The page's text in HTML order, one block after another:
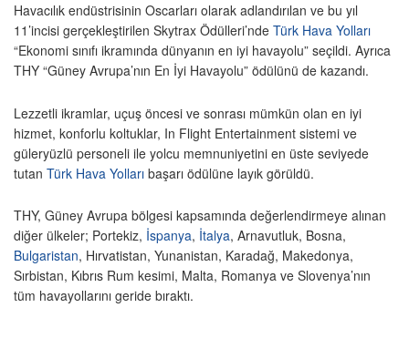
Havacılık endüstrisinin Oscarları olarak adlandırılan ve bu yıl
11’incisi gerçekleştirilen Skytrax Ödülleri’nde Türk Hava Yolları
“Ekonomi sınıfı ikramında dünyanın en iyi havayolu” seçildi. Ayrıca
THY “Güney Avrupa’nın En İyi Havayolu” ödülünü de kazandı.
Lezzetli ikramlar, uçuş öncesi ve sonrası mümkün olan en iyi
hizmet, konforlu koltuklar, In Flight Entertainment sistemi ve
güleryüzlü personeli ile yolcu memnuniyetini en üste seviyede
tutan Türk Hava Yolları başarı ödülüne layık görüldü.
THY, Güney Avrupa bölgesi kapsamında değerlendirmeye alınan
diğer ülkeler; Portekiz, İspanya, İtalya, Arnavutluk, Bosna,
Bulgaristan, Hırvatistan, Yunanistan, Karadağ, Makedonya,
Sırbistan, Kıbrıs Rum kesimi, Malta, Romanya ve Slovenya’nın
tüm havayollarını geride bıraktı.